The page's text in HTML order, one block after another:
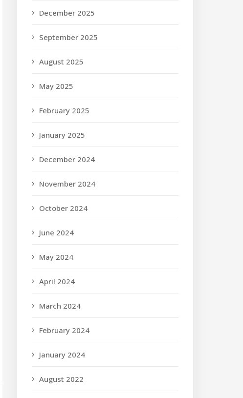
December 2025
September 2025
August 2025
May 2025
February 2025
January 2025
December 2024
November 2024
October 2024
June 2024
May 2024
April 2024
March 2024
February 2024
January 2024
August 2022